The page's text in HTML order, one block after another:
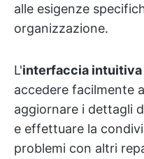
alle esigenze
organizzazione.
L'interfaccia intuitiva
accedere facilmente
aggiornare i dettagli
e effettuare la
problemi con altri